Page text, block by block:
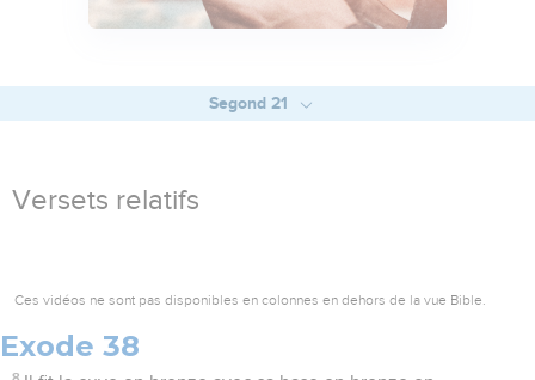
Segond 21
Versets relatifs
Ces vidéos ne sont pas disponibles en colonnes en dehors de la vue Bible.
Exode 38